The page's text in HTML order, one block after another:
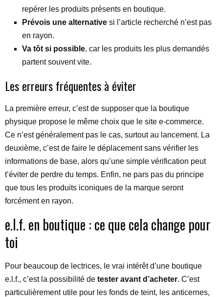
repérer les produits présents en boutique.
Prévois une alternative si l’article recherché n’est pas
en rayon.
Va tôt si possible, car les produits les plus demandés
partent souvent vite.
Les erreurs fréquentes à éviter
La première erreur, c’est de supposer que la boutique
physique propose le même choix que le site e-commerce.
Ce n’est généralement pas le cas, surtout au lancement. La
deuxième, c’est de faire le déplacement sans vérifier les
informations de base, alors qu’une simple vérification peut
t’éviter de perdre du temps. Enfin, ne pars pas du principe
que tous les produits iconiques de la marque seront
forcément en rayon.
e.l.f. en boutique : ce que cela change pour
toi
Pour beaucoup de lectrices, le vrai intérêt d’une boutique
e.l.f., c’est la possibilité de tester avant d’acheter. C’est
particulièrement utile pour les fonds de teint, les anticernes,